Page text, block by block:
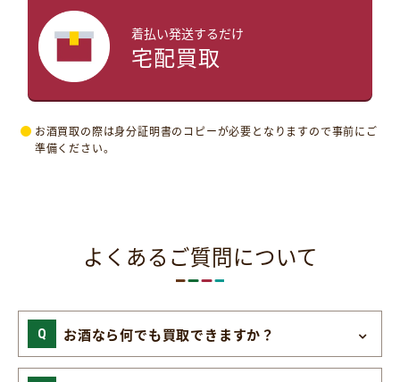
着払い発送するだけ
宅配買取
お酒買取の際は身分証明書のコピーが必要となりますので事前にご
準備ください。
よくあるご質問について
お酒なら何でも買取できますか？